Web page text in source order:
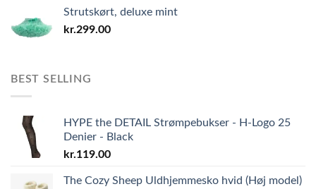
Strutskørt, deluxe mint
kr.299.00
BEST SELLING
HYPE the DETAIL Strømpebukser - H-Logo 25
Denier - Black
kr.119.00
The Cozy Sheep Uldhjemmesko hvid (Høj model)